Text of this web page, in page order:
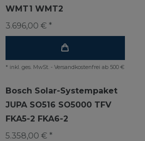
WMT1 WMT2
3.696,00 € *
* inkl. ges. MwSt. - Versandkostenfrei ab 500 €
Bosch Solar-Systempaket
JUPA SO516 SO5000 TFV
FKA5-2 FKA6-2
5.358,00 € *